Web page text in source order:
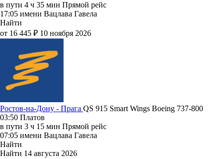
в пути 4 ч 35 мин Прямой рейс
17:05 имени Вацлава Гавела
Найти
от 16 445 ₽ 10 ноября 2026
Ростов-на-Дону - Прага QS 915 Smart Wings Boeing 737-800
03:50 Платов
в пути 3 ч 15 мин Прямой рейс
07:05 имени Вацлава Гавела
Найти
Найти 14 августа 2026